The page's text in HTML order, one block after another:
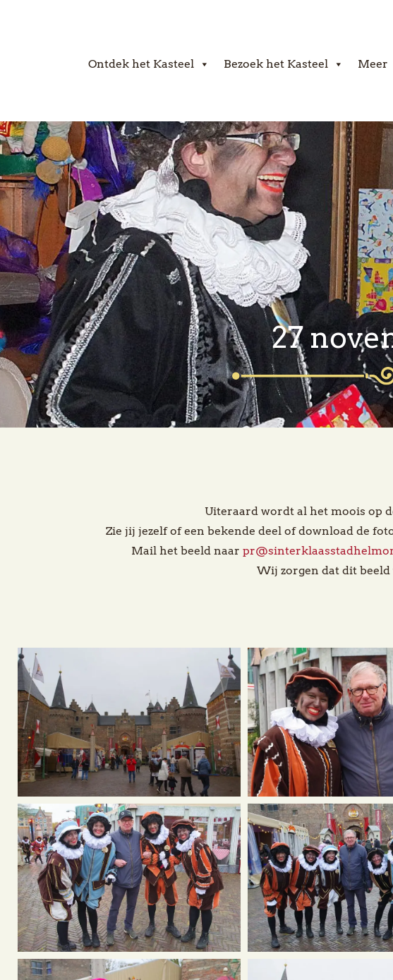
Ontdek het Kasteel Bezoek het Kasteel Meer
27
Uiteraard wordt al het moois op
Zie jij jezelf of een bekende deel of download de
Mail het beeld naar
Wij zorgen dat dit